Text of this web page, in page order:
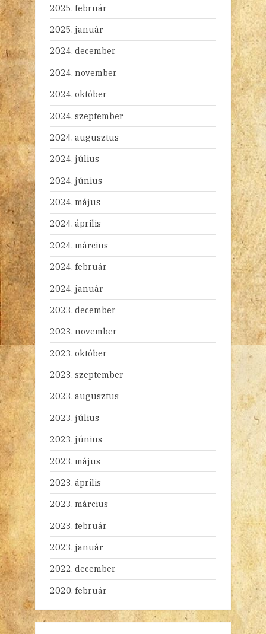
2025. február
2025. január
2024. december
2024. november
2024. október
2024. szeptember
2024. augusztus
2024. július
2024. június
2024. május
2024. április
2024. március
2024. február
2024. január
2023. december
2023. november
2023. október
2023. szeptember
2023. augusztus
2023. július
2023. június
2023. május
2023. április
2023. március
2023. február
2023. január
2022. december
2020. február